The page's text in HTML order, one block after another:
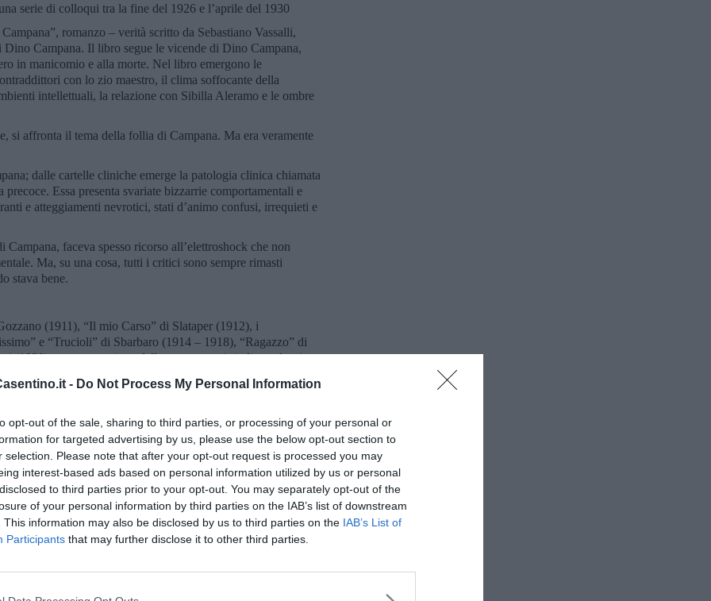
- Do Not Process My Personal Information
opt-out of the sale, sharing to third parties, or processing of your personal or
for targeted advertising by us, please use the below opt-out section to
selection. Please note that after your opt-out request is processed you may
interest-based ads based on personal information utilized by us or personal
to third parties prior to your opt-out. You may separately opt-out of the
of your personal information by third parties on the IAB’s list of downstream
This information may also be disclosed by us to third parties on the IAB’s List of
Participants that may further disclose it to other third parties.
serie di colloqui tra la fine del 1926 e l’aprile del 1930
romanzo – verità scritto da Sebastiano Vassalli,
Campana. Il libro segue le vicende di Dino Campana,
in manicomio e alla morte. Nel libro emergono le
con lo zio maestro, il clima soffocante della
intellettuali, la relazione con Sibilla Aleramo e le ombre
si affronta il tema della follia di Campana. Ma era veramente
dalle cartelle cliniche emerge la patologia clinica chiamata
precoce. Essa presenta svariate bizzarrie comportamentali e
e atteggiamenti nevrotici, stati d’animo confusi, irrequieti e
faceva spesso ricorso all’elettroshock che non
Ma, su una cosa, tutti i critici sono sempre rimasti
stava bene.
(1911), “Il mio Carso” di Slataper (1912), i
e “Trucioli” di Sbarbaro (1914 – 1918), “Ragazzo” di
(1920) sono espressione della nuova poesia italiana che si
Ma anche rispetto a queste opere i “Canti orfici” sono un
nella storia della poesia italiana.”[1]
ha letto in lingua originale ( Campana conosceva cinque
aveva letto gli scrittori francesi, inglesi, spagnoli.
l’orfismo di Campana, la sua concezione della poesia
in sintonia col cosmo, al di là del tempo e dello spazio. Il suo
ama alla stessa maniera Rimbaud, Baudelaire, Laforgue, Poe
si portava sempre appresso. Ma presenti,
influenze di Carducci, Pascoli e D’Annunzio, oltreché
Leonardo, Raffaello e Michelangelo.
1914 scoppiava la grande guerra. In tale circostanza
Die tragödie des letzen Germanen in Italien (la Tragedia
la dedica “A Guglielmo II imperatore dei Germani”. A Soffici